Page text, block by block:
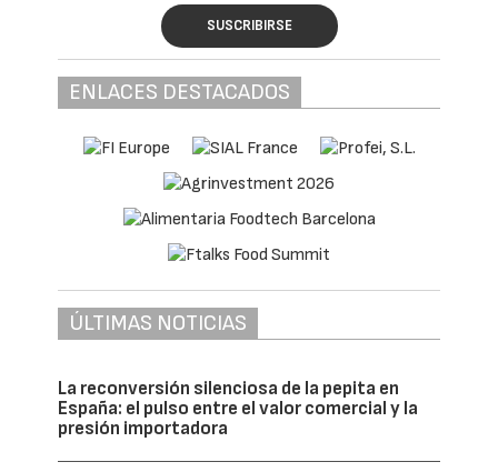
SUSCRIBIRSE
ENLACES DESTACADOS
ÚLTIMAS NOTICIAS
La reconversión silenciosa de la pepita en
España: el pulso entre el valor comercial y la
presión importadora